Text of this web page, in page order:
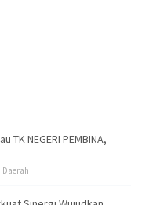
TK NEGERI PEMBINA,
Daerah